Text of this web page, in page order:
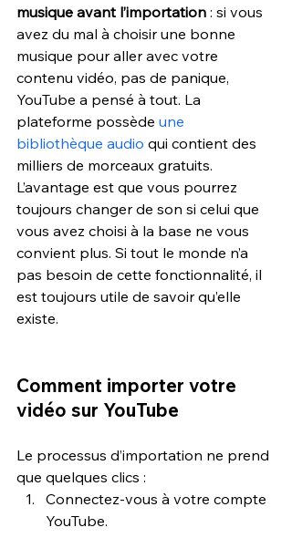
musique avant l’importation : si vous
avez du mal à choisir une bonne
musique pour aller avec votre
contenu vidéo, pas de panique,
YouTube a pensé à tout. La
plateforme possède une
bibliothèque audio qui contient des
milliers de morceaux gratuits.
L’avantage est que vous pourrez
toujours changer de son si celui que
vous avez choisi à la base ne vous
convient plus. Si tout le monde n’a
pas besoin de cette fonctionnalité, il
est toujours utile de savoir qu’elle
existe.
Comment importer votre
vidéo sur YouTube
Le processus d’importation ne prend
que quelques clics :
Connectez-vous à votre compte
YouTube.